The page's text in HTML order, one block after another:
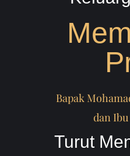
Bapak
dan
Turut